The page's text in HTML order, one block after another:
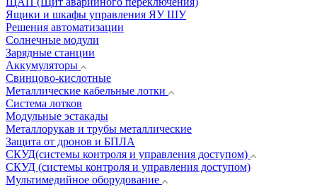
Ящики и шкафы управления ЯУ ШУ
Решения автоматизации
Солнечные модули
Зарядные станции
Аккумуляторы
Свинцово-кислотные
Металлические кабельные лотки
Система лотков
Модульные эстакады
Металлорукав и трубы металлические
Защита от дронов и БПЛА
СКУД(системы контроля и управления доступом)
СКУД (системы контроля и управления доступом)
Мультимедийное оборудование